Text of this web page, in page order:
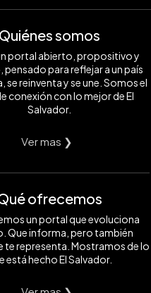
Quiénes somos
portal abierto, propositivo y
para reflejar a un país
se reinventa y se une. Somos el
conexión con lo mejor de El
Salvador.
Ver mas ❯
ofrecemos
un portal que evoluciona
Que informa, pero también
te representa. Mostramos de lo
está hecho El Salvador.